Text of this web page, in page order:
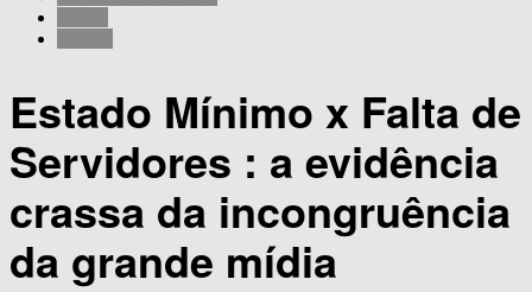
Estado Mínimo x Falta de
Servidores : a evidência
crassa da incongruência
da grande mídia